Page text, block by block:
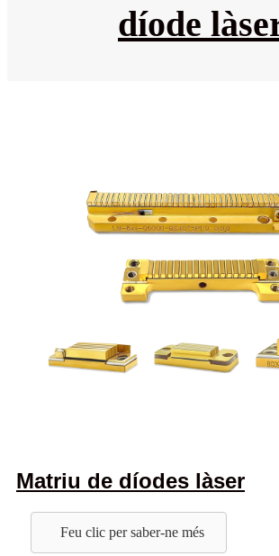
díode
Matriu de díodes làser
Feu clic per saber-ne més